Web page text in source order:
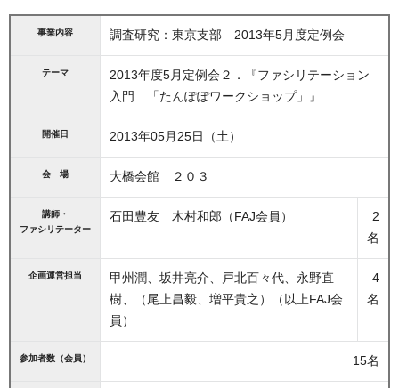
事業内容 調査研究：東京支部 2013年5月度定例会
テーマ
2013年度5月定例会２．『ファシリテーション
入門 「たんぽぽワークショップ」』
開催日 2013年05月25日（土）
会 場 大橋会館 ２０３
講師・
ファシリテーター
石田豊友 木村和郎（FAJ会員）
2
名
企画運営担当
甲州潤、坂井亮介、戸北百々代、永野直
樹、（尾上昌毅、増平貴之）（以上FAJ会
員）
4
名
参加者数（会員） 15名